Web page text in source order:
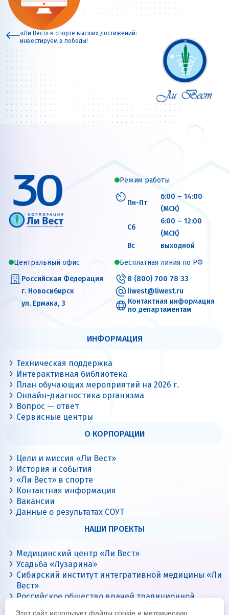
«Ли Вест» в спорте высших достижений:
инвестируем в победы!
Режим работы
Пн-Пт
6:00 – 14:00
(МСК)
Сб
6:00 – 12:00
(МСК)
Вс
выходной
Центральный офис
Российская Федерация
г. Новосибирск
ул. Ермака, 3
Бесплатная линия по РФ
8 (800) 700 78 33
liwest@liwest.ru
Контактная информация
по департаментам
ИНФОРМАЦИЯ
Техническая поддержка
Интерактивная библиотека
План обучающих мероприятий на 2026 г.
Онлайн-диагностика организма
Вопрос — ответ
Сервисные центры
О КОРПОРАЦИИ
Цели и миссия «Ли Вест»
История и события
«Ли Вест» в спорте
Контактная информация
Вакансии
Данные о результатах СОУТ
НАШИ ПРОЕКТЫ
Медицинский центр «Ли Вест»
Усадьба «Лузарина»
Сибирский институт интегративной медицины «Ли
Вест»
Российское общество врачей традиционной
Этот сайт использует файлы cookie и метрическую